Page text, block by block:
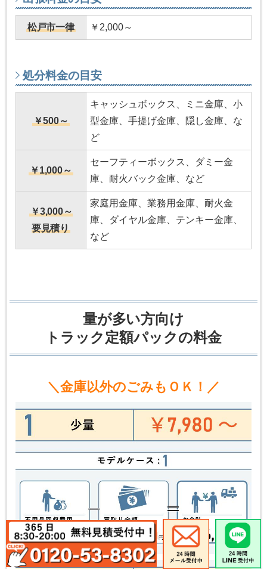
松戸市一律 ￥2,000～
処分料金の目安
￥500～
キャッシュボックス、ミニ金庫、小
型金庫、手提げ金庫、隠し金庫、な
ど
￥1,000～
セーフティーボックス、ダミー金
庫、耐火バック金庫、など
￥3,000～
要見積り
家庭用金庫、業務用金庫、耐火金
庫、ダイヤル金庫、テンキー金庫、
など
量が多い方向け
トラック定額パックの料金
＼金庫以外のごみもＯＫ！／